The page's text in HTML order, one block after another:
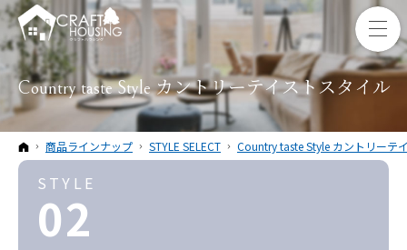
Country taste Style カントリーテイストスタイル
ホーム
商品ラインナップ STYLE SELECT Country taste Style カントリーテ
STYLE
02